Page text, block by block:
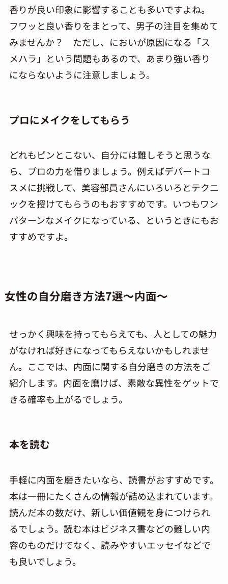
香りが良い印象に影響することも多いですよね。
フワッと良い香りをまとって、男子の注目を集めて
みませんか？ ただし、においが原因になる「ス
メハラ」という問題もあるので、あまり強い香り
にならないように注意しましょう。
プロにメイクをしてもらう
どれもピンとこない、自分には難しそうと思うな
ら、プロの力を借りましょう。例えばデパートコ
スメに挑戦して、美容部員さんにいろいろとテクニ
ックを授けてもらうのもおすすめです。いつもワン
パターンなメイクになっている、というときにもお
すすめですよ。
女性の自分磨き方法7選～内面～
せっかく興味を持ってもらえても、人としての魅力
がなければ好きになってもらえないかもしれませ
ん。ここでは、内面に関する自分磨きの方法をご
紹介します。内面を磨けば、素敵な異性をゲットで
きる確率も上がるでしょう。
本を読む
手軽に内面を磨きたいなら、読書がおすすめです。
本は一冊にたくさんの情報が詰め込まれています。
読んだ本の数だけ、新しい価値観を身につけられ
るでしょう。読む本はビジネス書などの難しい内
容のものだけでなく、読みやすいエッセイなどで
も良いでしょう。